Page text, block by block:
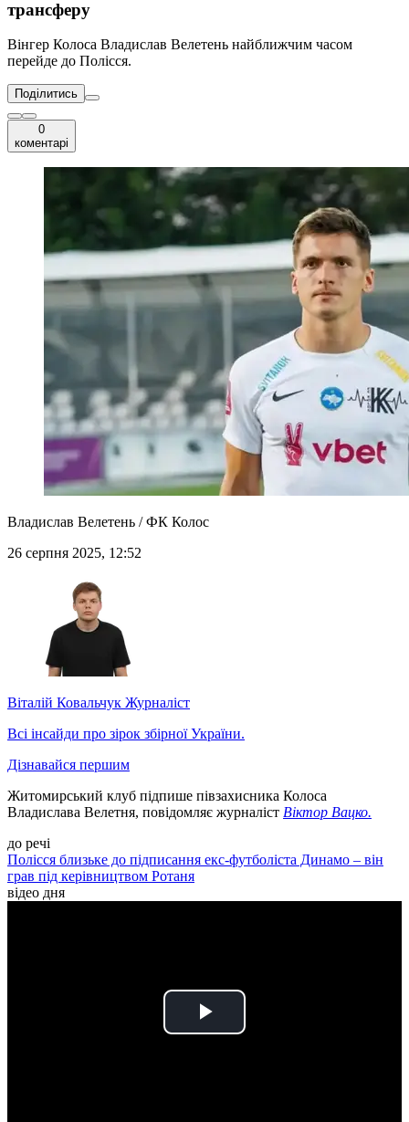
трансферу
Вінгер Колоса Владислав Велетень найближчим часом
перейде до Полісся.
Поділитись
0
коментарі
Владислав Велетень / ФК Колос
26 серпня 2025, 12:52
Віталій Ковальчук Журналіст
Всі інсайди про зірок збірної України.
Дізнавайся першим
Житомирський клуб підпише півзахисника Колоса
Владислава Велетня, повідомляє журналіст Віктор Вацко.
до речі
Полісся близьке до підписання екс-футболіста Динамо – він
грав під керівництвом Ротаня
відео дня
Play